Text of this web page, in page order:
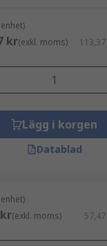
exakt
När den
ämnen.
för att
inkluderar
kr(exkl. moms)
Lägg i korgen
Datablad
(exkl. moms)